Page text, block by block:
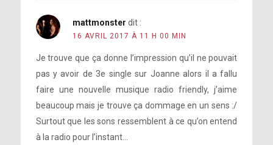
mattmonster dit :
16 AVRIL 2017 À 11 H 00 MIN
Je trouve que ça donne l’impression qu’il ne pouvait
pas y avoir de 3e single sur Joanne alors il a fallu
faire une nouvelle musique radio friendly, j’aime
beaucoup mais je trouve ça dommage en un sens :/
Surtout que les sons ressemblent à ce qu’on entend
à la radio pour l’instant…